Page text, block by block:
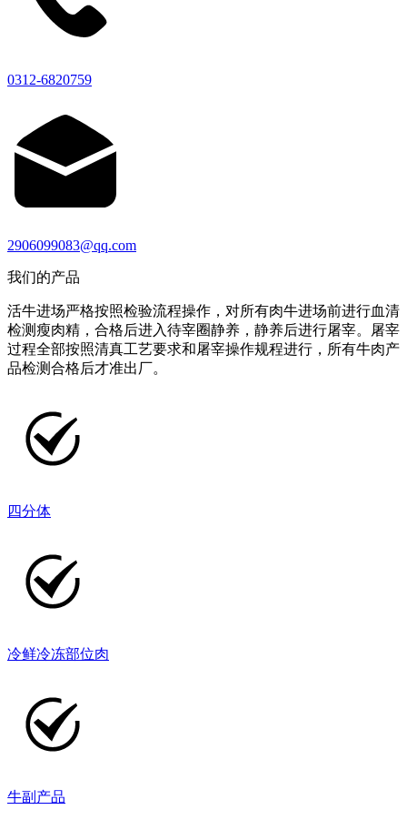
0312-6820759
2906099083@qq.com
我们的产品
活牛进场严格按照检验流程操作，对所有肉牛进场前进行血清
检测瘦肉精，合格后进入待宰圈静养，静养后进行屠宰。屠宰
过程全部按照清真工艺要求和屠宰操作规程进行，所有牛肉产
品检测合格后才准出厂。
四分体
冷鲜冷冻部位肉
牛副产品